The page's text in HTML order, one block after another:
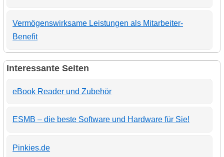
Vermögenswirksame Leistungen als Mitarbeiter-
Benefit
Interessante Seiten
eBook Reader und Zubehör
ESMB – die beste Software und Hardware für Sie!
Pinkies.de